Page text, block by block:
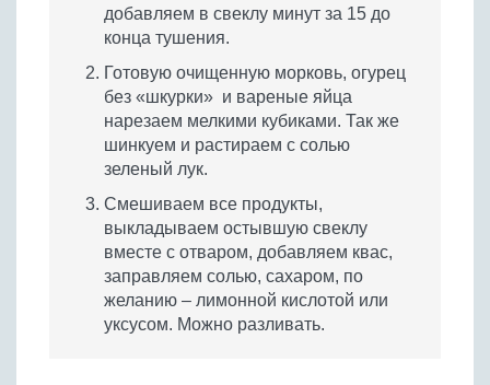
добавляем в свеклу минут за 15 до
конца тушения.
Готовую очищенную морковь, огурец
без «шкурки» и вареные яйца
нарезаем мелкими кубиками. Так же
шинкуем и растираем с солью
зеленый лук.
Смешиваем все продукты,
выкладываем остывшую свеклу
вместе с отваром, добавляем квас,
заправляем солью, сахаром, по
желанию – лимонной кислотой или
уксусом. Можно разливать.